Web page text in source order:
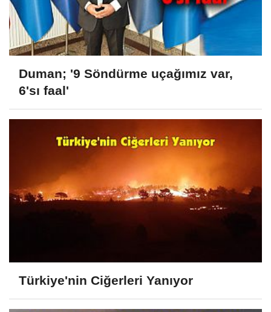
Duman; '9 Söndürme uçağımız var,
6'sı faal'
Türkiye'nin Ciğerleri Yanıyor